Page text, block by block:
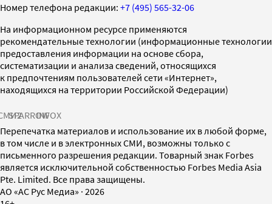
Номер телефона редакции: +7 (495) 565-32-06
На информационном ресурсе применяются
рекомендательные технологии (информационные технологии
предоставления информации на основе сбора,
систематизации и анализа сведений, относящихся
к предпочтениям пользователей сети «Интернет»,
находящихся на территории Российской Федерации)
SPARROWINFOX
Перепечатка материалов и использование их в любой форме,
в том числе и в электронных СМИ, возможны только с
письменного разрешения редакции. Товарный знак Forbes
является исключительной собственностью Forbes Media Asia
Pte. Limited. Все права защищены.
AO «АС Рус Медиа» · 2026